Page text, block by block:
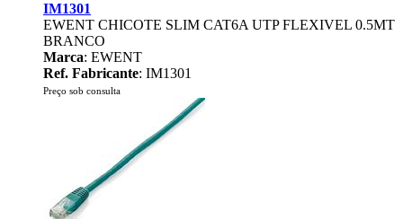
IM1301
EWENT CHICOTE SLIM CAT6A UTP FLEXIVEL 0.5MT
BRANCO
Marca: EWENT
Ref. Fabricante: IM1301
Preço sob consulta